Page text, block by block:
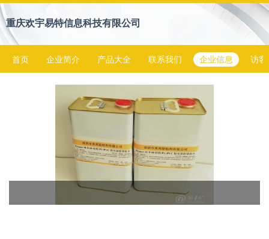
重庆欢宇易特信息科技有限公司
首页 企业简介 产品大全 联系我们 企业信息 访客